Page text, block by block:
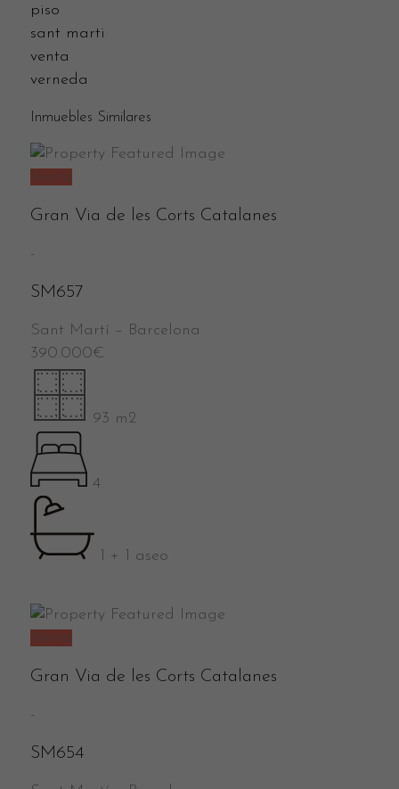
piso
sant marti
venta
verneda
Inmuebles Similares
Venta
Gran Via de les Corts Catalanes
-
SM657
Sant Martí – Barcelona
390.000€
93 m2
4
1 + 1 aseo
Venta
Gran Via de les Corts Catalanes
-
SM654